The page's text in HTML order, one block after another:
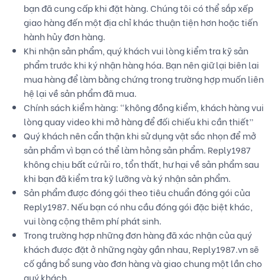
bạn đã cung cấp khi đặt hàng. Chúng tôi có thể sắp xếp
giao hàng đến một địa chỉ khác thuận tiện hơn hoặc tiến
hành hủy đơn hàng.
Khi nhận sản phẩm, quý khách vui lòng kiểm tra kỹ sản
phẩm trước khi ký nhận hàng hóa. Bạn nên giữ lại biên lai
mua hàng để làm bằng chứng trong trường hợp muốn liên
hệ lại về sản phẩm đã mua.
Chính sách kiểm hàng: “không đồng kiểm, khách hàng vui
lòng quay video khi mở hàng để đối chiếu khi cần thiết”
Quý khách nên cẩn thận khi sử dụng vật sắc nhọn để mở
sản phẩm vì bạn có thể làm hỏng sản phẩm. Reply1987
không chịu bất cứ rủi ro, tổn thất, hư hại về sản phẩm sau
khi bạn đã kiểm tra kỹ lưỡng và ký nhận sản phẩm.
Sản phẩm được đóng gói theo tiêu chuẩn đóng gói của
Reply1987. Nếu bạn có nhu cầu đóng gói đặc biệt khác,
vui lòng cộng thêm phí phát sinh.
Trong trường hợp những đơn hàng đã xác nhận của quý
khách được đặt ở những ngày gần nhau, Reply1987.vn sẽ
cố gắng bổ sung vào đơn hàng và giao chung một lần cho
quý khách.